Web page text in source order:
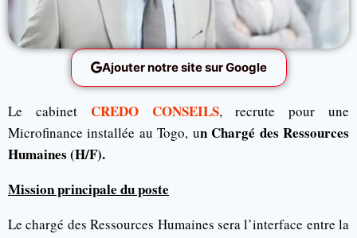
Ajouter notre site sur Google
Le cabinetCREDO CONSEILS, recrute pour une
Microfinance installée au Togo, un Chargé des Ressources
Humaines (H/F).
Mission principale du poste
Le chargé des Ressources Humaines sera l’interface entre la